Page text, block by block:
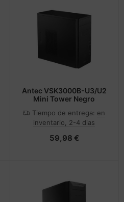
Antec VSK3000B-U3/U2
Mini Tower Negro
Tiempo de entrega: en
inventario, 2-4 dias
59,98 €